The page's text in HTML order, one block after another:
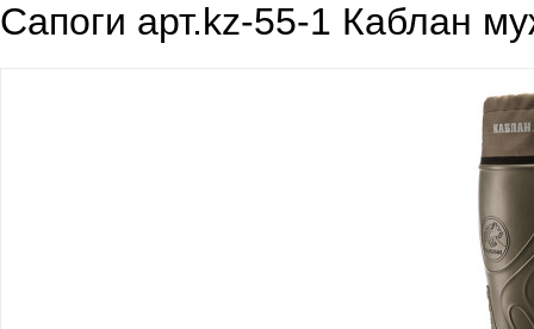
Cапоги арт.kz-55-1 Каблан